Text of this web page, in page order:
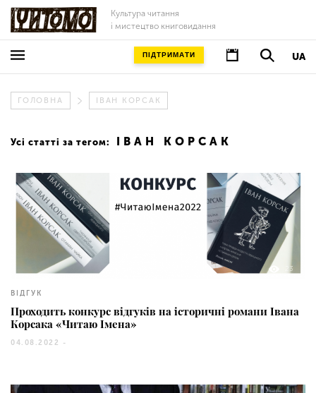
Культура читання
і мистецтво книговидання
UA
ПІДТРИМАТИ
ГОЛОВНА ІВАН КОРСАК
Усі статті за тегом: ІВАН КОРСАК
23
ВІДГУК
Проходить конкурс відгуків на історичні романи Івана
Корсака «Читаю Імена»
04.08.2022 -